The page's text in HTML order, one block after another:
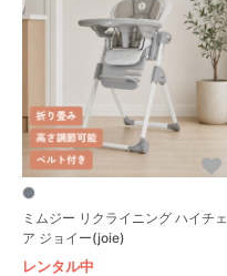
ミムジー リクライニング ハイチェ
ア ジョイー(joie)
レンタル中